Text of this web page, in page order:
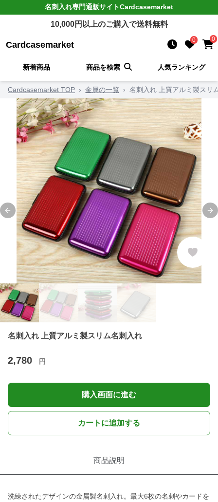
名刺入れ専門通販サイトCardcasemarket
10,000円以上のご購入で送料無料
Cardcasemarket 0 0
新着商品 商品を検索 人気ランキング
Cardcasemarket TOP › 金属の一覧 › 名刺入れ 上質アルミ製スリ
Previous slide
名刺入れ 上質アルミ製スリム名刺入れ
2,780 円
購入画面に進む
カートに追加する
商品説明
洗練されたデザインの金属製名刺入れ。最大6枚の名刺やカードを